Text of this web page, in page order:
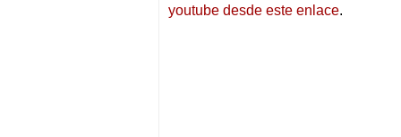
youtube desde este enlace.